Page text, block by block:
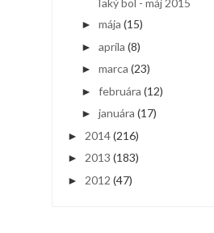
► mája (15)
► apríla (8)
► marca (23)
► februára (12)
► januára (17)
► 2014(216)
► 2013 (183)
► 2012 (47)